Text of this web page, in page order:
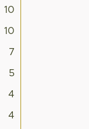
10
10
7
5
4
4